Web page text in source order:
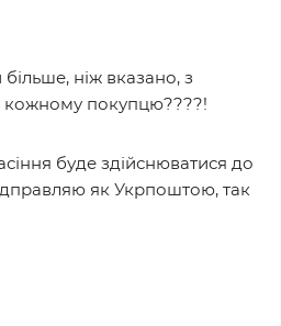
ніж вказано, з
покупцю????!
буде здійснюватися до
як Укрпоштою, так